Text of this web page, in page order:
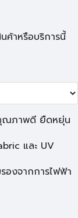
ค้าหรือบริการนี้
คุณภาพดี ยืดหยุ่น
และ UV
องจากการไฟฟ้า